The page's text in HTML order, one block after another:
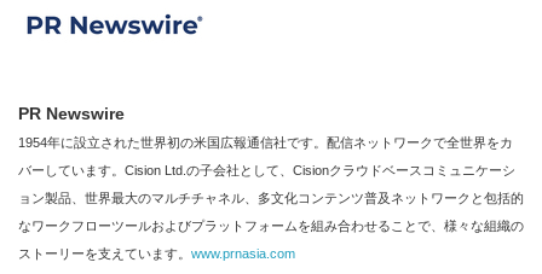
PR Newswire
1954年に設立された世界初の米国広報通信社です。配信ネットワークで全世界をカ
バーしています。Cision Ltd.の子会社として、Cisionクラウドベースコミュニケーシ
ョン製品、世界最大のマルチチャネル、多文化コンテンツ普及ネットワークと包括的
なワークフローツールおよびプラットフォームを組み合わせることで、様々な組織の
ストーリーを支えています。 www.prnasia.com